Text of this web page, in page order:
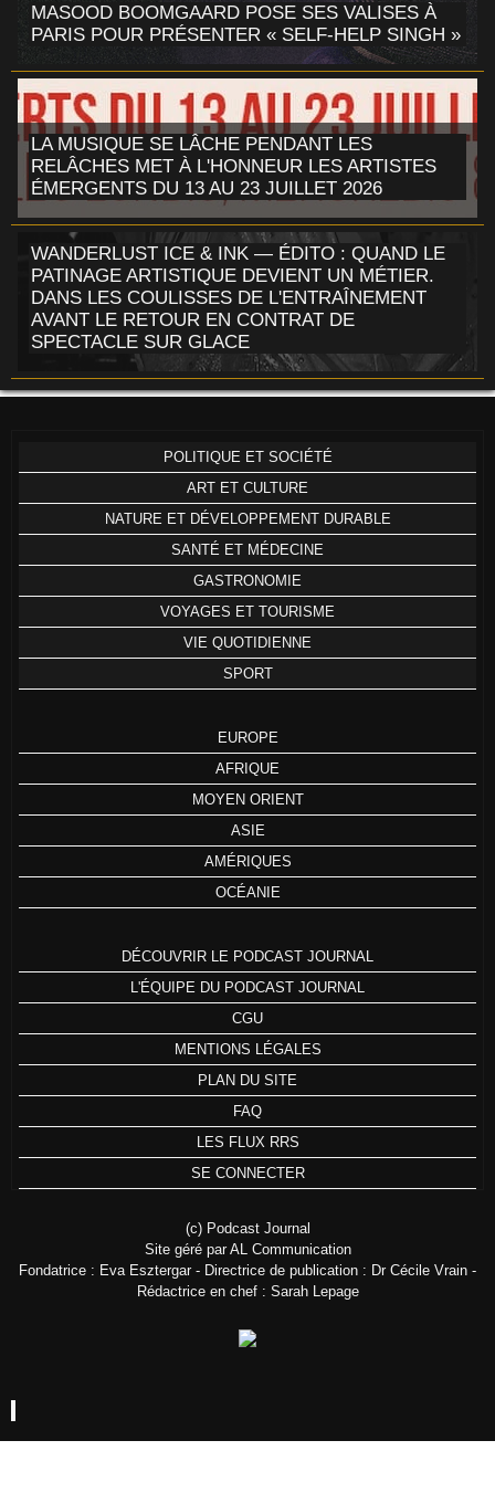
MASOOD BOOMGAARD POSE SES VALISES À
PARIS POUR PRÉSENTER « SELF-HELP SINGH »
LA MUSIQUE SE LÂCHE PENDANT LES
RELÂCHES MET À L'HONNEUR LES ARTISTES
ÉMERGENTS DU 13 AU 23 JUILLET 2026
WANDERLUST ICE & INK — ÉDITO : QUAND LE
PATINAGE ARTISTIQUE DEVIENT UN MÉTIER.
DANS LES COULISSES DE L'ENTRAÎNEMENT
AVANT LE RETOUR EN CONTRAT DE
SPECTACLE SUR GLACE
POLITIQUE ET SOCIÉTÉ
ART ET CULTURE
NATURE ET DÉVELOPPEMENT DURABLE
SANTÉ ET MÉDECINE
GASTRONOMIE
VOYAGES ET TOURISME
VIE QUOTIDIENNE
SPORT
EUROPE
AFRIQUE
MOYEN ORIENT
ASIE
AMÉRIQUES
OCÉANIE
DÉCOUVRIR LE PODCAST JOURNAL
L'ÉQUIPE DU PODCAST JOURNAL
CGU
MENTIONS LÉGALES
PLAN DU SITE
FAQ
LES FLUX RRS
SE CONNECTER
(c) Podcast Journal
Site géré par AL Communication
Fondatrice : Eva Esztergar - Directrice de publication : Dr Cécile Vrain -
Rédactrice en chef : Sarah Lepage